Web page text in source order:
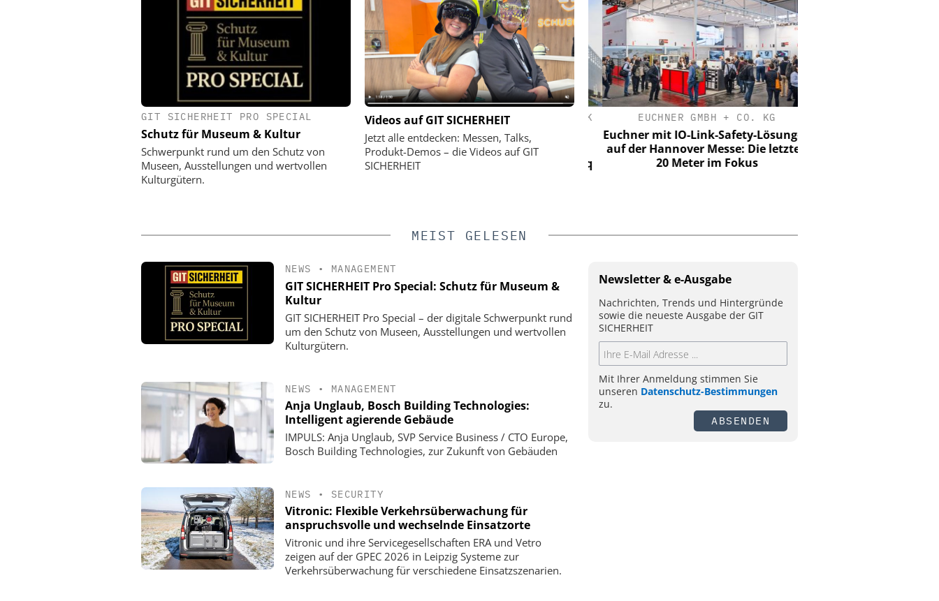
GIT SICHERHEIT PRO SPECIAL
Schutz für Museum & Kultur
Schwerpunkt rund um den Schutz von
Museen, Ausstellungen und wertvollen
Kulturgütern.
Videos auf GIT SICHERHEIT
Jetzt alle entdecken: Messen, Talks,
Produkt-Demos – die Videos auf GIT
SICHERHEIT
SIEMENS AG SMART INFRASTRUCTURE
Webinar: KRITIS und NIS2
ASSA ABLOY SICHERHEITSTECHNIK
GMBH
Schließtechnik im Wandel: Die
Merkur Spiel-Arena setzt auf eCliq
EUCHNER GMBH + CO. KG
Euchner mit IO-Link-Safety-Lösungen
auf der Hannover Messe: Die letzten
20 Meter im Fokus
MEIST GELESEN
NEWS • MANAGEMENT
GIT SICHERHEIT Pro Special: Schutz für Museum &
Kultur
GIT SICHERHEIT Pro Special – der digitale Schwerpunkt rund
um den Schutz von Museen, Ausstellungen und wertvollen
Kulturgütern.
NEWS • MANAGEMENT
Anja Unglaub, Bosch Building Technologies:
Intelligent agierende Gebäude
IMPULS: Anja Unglaub, SVP Service Business / CTO Europe,
Bosch Building Technologies, zur Zukunft von Gebäuden
NEWS • SECURITY
Vitronic: Flexible Verkehrsüberwachung für
anspruchsvolle und wechselnde Einsatzorte
Vitronic und ihre Servicegesellschaften ERA und Vetro
zeigen auf der GPEC 2026 in Leipzig Systeme zur
Verkehrsüberwachung für verschiedene Einsatzszenarien.
Newsletter & e-Ausgabe
Nachrichten, Trends und Hintergründe
sowie die neueste Ausgabe der GIT
SICHERHEIT
Mit Ihrer Anmeldung stimmen Sie
unseren Datenschutz-Bestimmungen
zu.
ABSENDEN